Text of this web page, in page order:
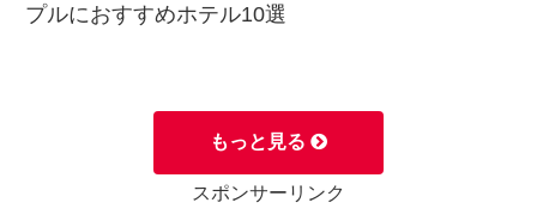
プルにおすすめホテル10選
もっと見る
スポンサーリンク